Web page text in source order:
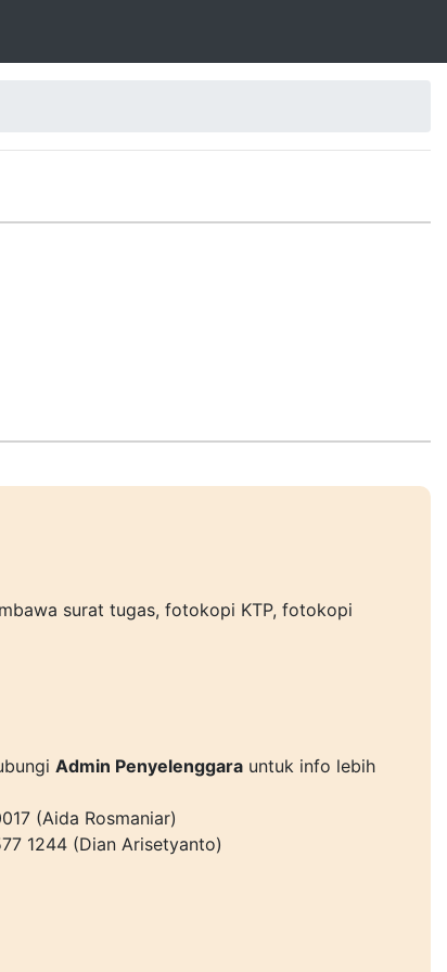
surat tugas, fotokopi KTP, fotokopi
Admin Penyelenggara untuk info lebih
(Aida Rosmaniar)
1244 (Dian Arisetyanto)